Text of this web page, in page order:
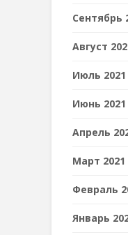
Сентябрь
Август
Июль 2021
Июнь 2021
Апрель
Март 2021
Февраль
Январь